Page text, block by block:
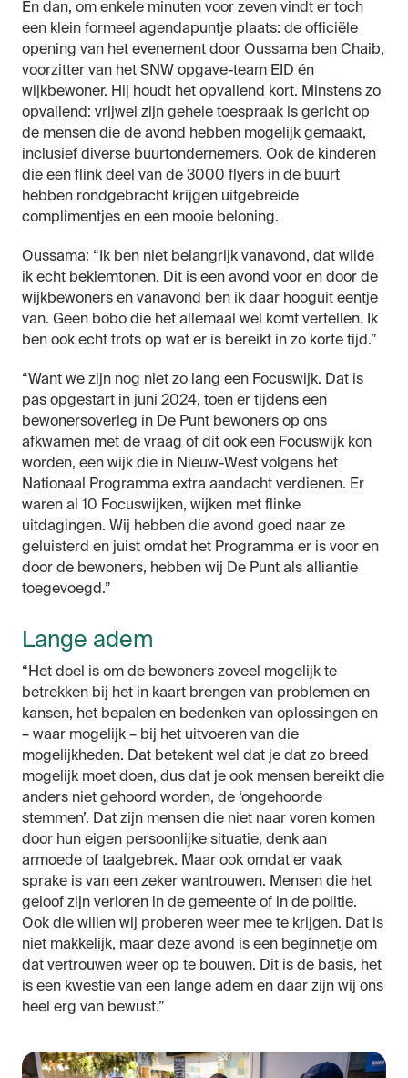
En dan, om enkele minuten voor zeven vindt er toch
een klein formeel agendapuntje plaats: de officiële
opening van het evenement door Oussama ben Chaib,
voorzitter van het SNW opgave-team EID én
wijkbewoner. Hij houdt het opvallend kort. Minstens zo
opvallend: vrijwel zijn gehele toespraak is gericht op
de mensen die de avond hebben mogelijk gemaakt,
inclusief diverse buurtondernemers. Ook de kinderen
die een flink deel van de 3000 flyers in de buurt
hebben rondgebracht krijgen uitgebreide
complimentjes en een mooie beloning.
Oussama: “Ik ben niet belangrijk vanavond, dat wilde
ik echt beklemtonen. Dit is een avond voor en door de
wijkbewoners en vanavond ben ik daar hooguit eentje
van. Geen bobo die het allemaal wel komt vertellen. Ik
ben ook echt trots op wat er is bereikt in zo korte tijd.”
“Want we zijn nog niet zo lang een Focuswijk. Dat is
pas opgestart in juni 2024, toen er tijdens een
bewonersoverleg in De Punt bewoners op ons
afkwamen met de vraag of dit ook een Focuswijk kon
worden, een wijk die in Nieuw-West volgens het
Nationaal Programma extra aandacht verdienen. Er
waren al 10 Focuswijken, wijken met flinke
uitdagingen. Wij hebben die avond goed naar ze
geluisterd en juist omdat het Programma er is voor en
door de bewoners, hebben wij De Punt als alliantie
toegevoegd.”
Lange adem
“Het doel is om de bewoners zoveel mogelijk te
betrekken bij het in kaart brengen van problemen en
kansen, het bepalen en bedenken van oplossingen en
– waar mogelijk – bij het uitvoeren van die
mogelijkheden. Dat betekent wel dat je dat zo breed
mogelijk moet doen, dus dat je ook mensen bereikt die
anders niet gehoord worden, de ‘ongehoorde
stemmen’. Dat zijn mensen die niet naar voren komen
door hun eigen persoonlijke situatie, denk aan
armoede of taalgebrek. Maar ook omdat er vaak
sprake is van een zeker wantrouwen. Mensen die het
geloof zijn verloren in de gemeente of in de politie.
Ook die willen wij proberen weer mee te krijgen. Dat is
niet makkelijk, maar deze avond is een beginnetje om
dat vertrouwen weer op te bouwen. Dit is de basis, het
is een kwestie van een lange adem en daar zijn wij ons
heel erg van bewust.”